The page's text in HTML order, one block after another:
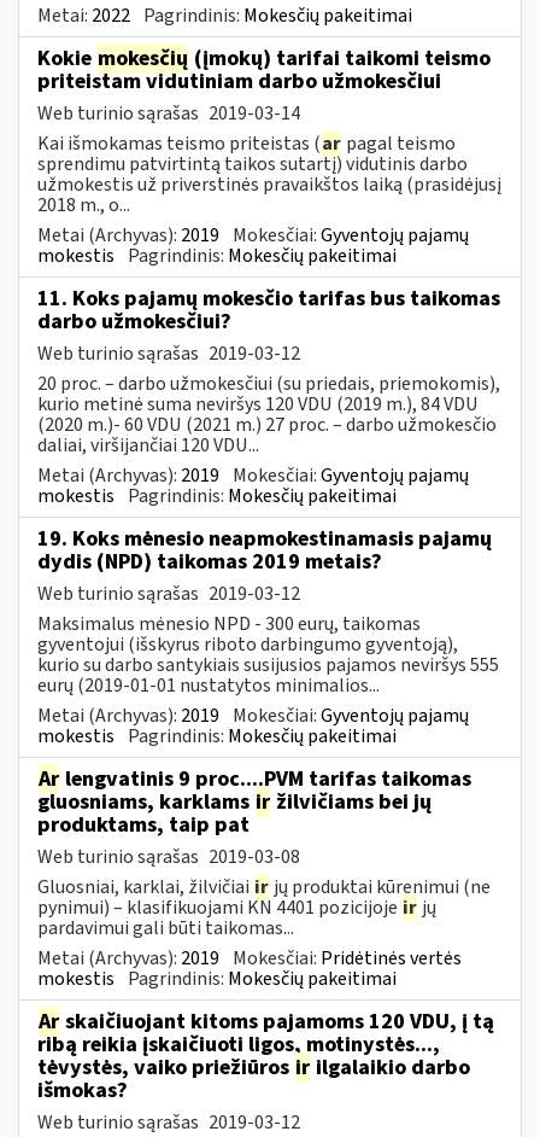
Metai: 2022 Pagrindinis: Mokesčių pakeitimai
Kokie mokesčių (įmokų) tarifai taikomi teismo
priteistam vidutiniam darbo užmokesčiui
Web turinio sąrašas 2019-03-14
Kai išmokamas teismo priteistas (ar pagal teismo
sprendimu patvirtintą taikos sutartį) vidutinis darbo
užmokestis už priverstinės pravaikštos laiką (prasidėjusį
2018 m., o...
Metai (Archyvas): 2019 Mokesčiai:Gyventojų pajamų
mokestis Pagrindinis: Mokesčių pakeitimai
11. Koks pajamų mokesčio tarifas bus taikomas
darbo užmokesčiui?
Web turinio sąrašas 2019-03-12
20 proc. – darbo užmokesčiui (su priedais, priemokomis),
kurio metinė suma neviršys 120 VDU (2019 m.), 84 VDU
(2020 m.)- 60 VDU (2021 m.) 27 proc. – darbo užmokesčio
daliai, viršijančiai 120 VDU...
Metai (Archyvas): 2019 Mokesčiai:Gyventojų pajamų
mokestis Pagrindinis: Mokesčių pakeitimai
19. Koks mėnesio neapmokestinamasis pajamų
dydis (NPD) taikomas 2019 metais?
Web turinio sąrašas 2019-03-12
Maksimalus mėnesio NPD - 300 eurų, taikomas
gyventojui (išskyrus riboto darbingumo gyventoją),
kurio su darbo santykiais susijusios pajamos neviršys 555
eurų (2019-01-01 nustatytos minimalios...
Metai (Archyvas): 2019 Mokesčiai:Gyventojų pajamų
mokestis Pagrindinis: Mokesčių pakeitimai
Ar lengvatinis 9 proc....PVM tarifas taikomas
gluosniams, karklams ir žilvičiams bei jų
produktams, taip pat
Web turinio sąrašas 2019-03-08
Gluosniai, karklai, žilvičiai ir jų produktai kūrenimui (ne
pynimui) – klasifikuojami KN 4401 pozicijoje ir jų
pardavimui gali būti taikomas...
Metai (Archyvas): 2019 Mokesčiai: Pridėtinės vertės
mokestis Pagrindinis: Mokesčių pakeitimai
Ar skaičiuojant kitoms pajamoms 120 VDU, į tą
ribą reikia įskaičiuoti ligos, motinystės...,
tėvystės, vaiko priežiūros ir ilgalaikio darbo
išmokas?
Web turinio sąrašas 2019-03-12